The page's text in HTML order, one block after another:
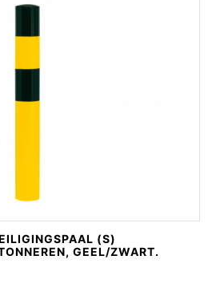
(S)
GEEL/ZWART.